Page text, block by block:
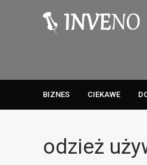
BIZNES CIEKAWE
odzież